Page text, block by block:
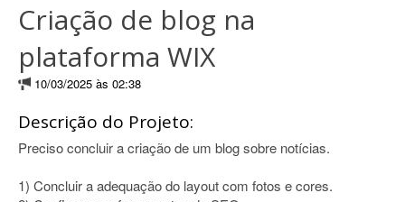
Criação de blog na
plataforma WIX
10/03/2025 às 02:38
Descrição do Projeto:
Preciso concluir a criação de um blog sobre notícias.
1) Concluir a adequação do layout com fotos e cores.